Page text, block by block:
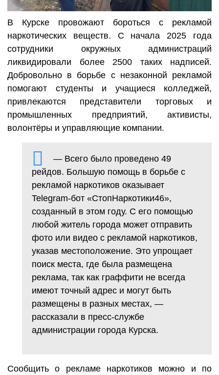
В Курске провожают бороться с рекламой
наркотических веществ. С начала 2025 года
сотрудники окружных администраций
ликвидировали более 2500 таких надписей.
Добровольно в борьбе с незаконной рекламой
помогают студенты и учащиеся колледжей,
привлекаются представители торговых и
промышленных предприятий, активисты,
волонтёры и управляющие компании.
— Всего было проведено 49
рейдов. Большую помощь в борьбе с
рекламой наркотиков оказывает
Telegram-бот «СтопНаркотики46»,
созданный в этом году. С его помощью
любой житель города может отправить
фото или видео с рекламой наркотиков,
указав местоположение. Это упрощает
поиск места, где была размещена
реклама, так как граффити не всегда
имеют точный адрес и могут быть
размещены в разных местах, —
рассказали в пресс-службе
администрации города Курска.
Сообщить о рекламе наркотиков можно и по